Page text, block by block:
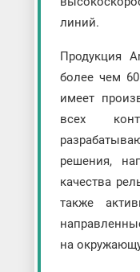
линий.
Продукция
более чем
имеет
всех
решения,
качества
также
на